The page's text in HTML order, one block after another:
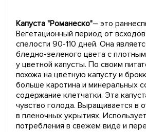
Капуста "Романеско"– это
Вегетационный период от
спелости 90-110 дней. Она
бледно-зеленого цвета с
у цветной капусты. По своим
похожа на цветную капусту и
больше каротина и минеральных
содержание клетчатки. Эта
чувство голода. Выращивается в
в пленочных укрытиях.
потребления в свежем виде и